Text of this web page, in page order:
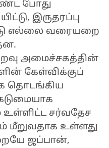
போது
இருதரப்பு
எல்லை வரையறை
அமைச்சகத்தின்
கேள்விக்குப்
தொடங்கிய
உள்ளிட்ட சர்வதேச
மீறுவதாக உள்ளது
ஜப்பான்,